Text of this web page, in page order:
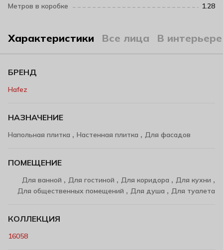
Метров в коробке
1.28
Характеристики Все лица В интерьере
БРЕНД
Hafez
НАЗНАЧЕНИЕ
Напольная плитка , Настенная плитка , Для фасадов
ПОМЕЩЕНИЕ
Для ванной , Для гостиной , Для коридора , Для кухни ,
Для общественных помещений , Для душа , Для туалета
КОЛЛЕКЦИЯ
16058